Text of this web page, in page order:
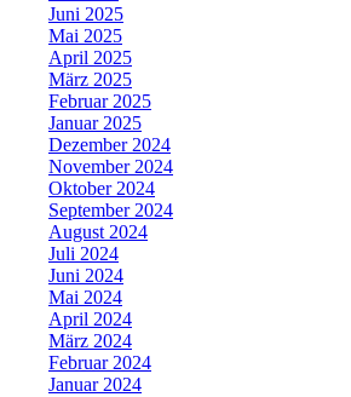
Juni 2025
Mai 2025
April 2025
März 2025
Februar 2025
Januar 2025
Dezember 2024
November 2024
Oktober 2024
September 2024
August 2024
Juli 2024
Juni 2024
Mai 2024
April 2024
März 2024
Februar 2024
Januar 2024